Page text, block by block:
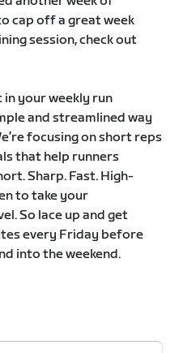
cap off a great week
session, check out
your weekly run
and streamlined way
focusing on short reps
that help runners
Sharp. Fast. High-
to take your
So lace up and get
every Friday before
into the weekend.